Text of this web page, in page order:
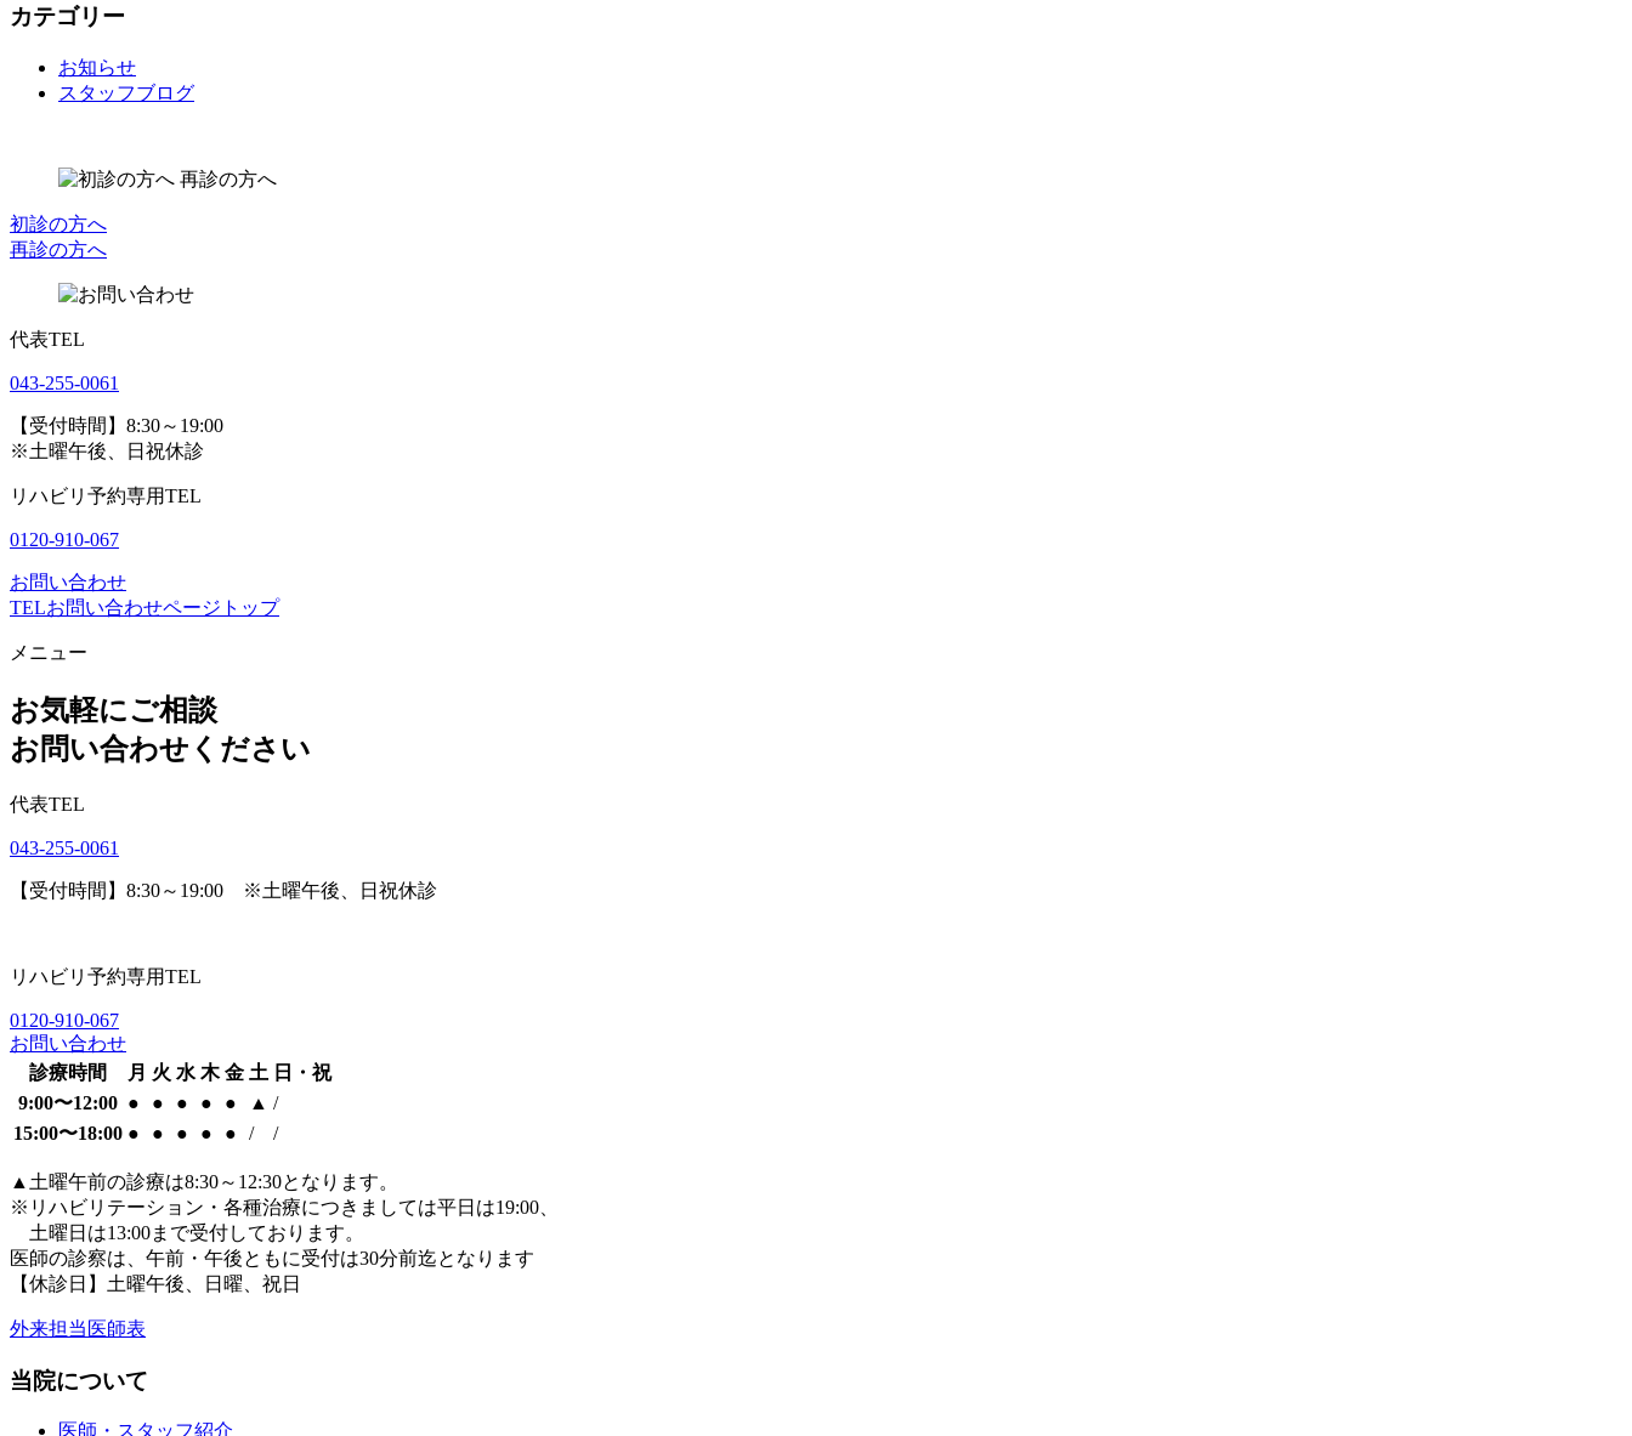
カテゴリー
お知らせ
スタッフブログ
初診の方へ
再診の方へ
代表TEL
043-255-0061
【受付時間】8:30～19:00
※土曜午後、日祝休診
リハビリ予約専用TEL
0120-910-067
お問い合わせ
TELお問い合わせページトップ
メニュー
お気軽にご相談
お問い合わせください
代表TEL
043-255-0061
【受付時間】8:30～19:00 ※土曜午後、日祝休診
リハビリ予約専用TEL
0120-910-067
お問い合わせ
診療時間
月 火 水 木 金 土 日・祝
9:00〜12:00 ● ● ● ● ● ▲ /
15:00〜18:00 ● ● ● ● ● / /
▲ 土曜午前の診療は8:30～12:30となります。
※リハビリテーション・各種治療につきましては平日は19:00、
土曜日は13:00まで受付しております。
医師の診察は、午前・午後ともに受付は30分前迄となります
【休診日】土曜午後、日曜、祝日
外来担当医師表
当院について
医師・スタッフ紹介